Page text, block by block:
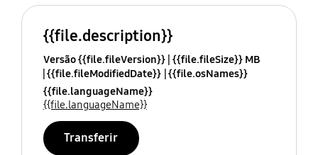
{{file.description}}
Versão {{file.fileVersion}} {{file.fileSize}} MB
{{file.fileModifiedDate}} {{file.osNames}}
{{file.languageName}}
{{file.languageName}}
Transferir